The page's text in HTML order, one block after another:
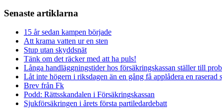
Senaste artiklarna
15 år sedan kampen började
Att krama vatten ur en sten
Stup utan skyddsnät
Tänk om det räcker med att ha puls!
Långa handläggningstider hos försäkringskassan ställer till
Låt inte högern i riksdagen än en gång få applådera en raserad
Brev från Fk
Podd: Rättsskandalen i Försäkringskassan
Sjukförsäkringen i årets första partiledardebatt